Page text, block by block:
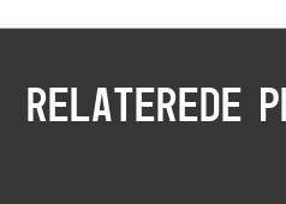
RELATEREDE